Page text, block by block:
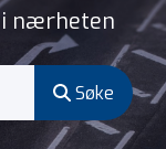
i nærheten
Søke